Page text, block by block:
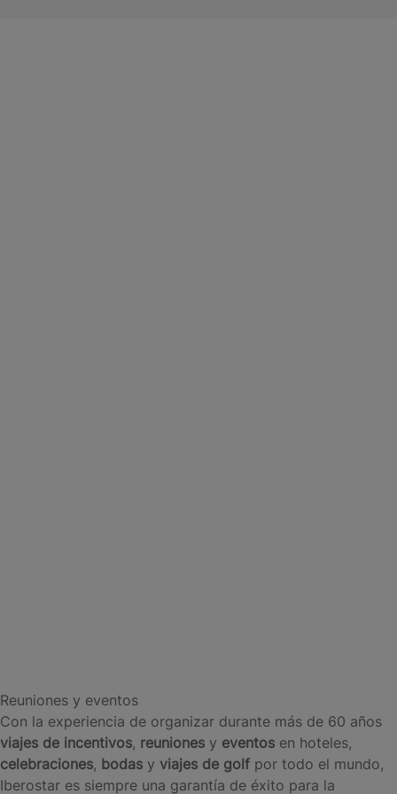
Reuniones y eventos
Con la experiencia de organizar durante más de 60 años
viajes de incentivos, reuniones y eventos en hoteles,
celebraciones, bodas y viajes de golf por todo el mundo,
Iberostar es siempre una garantía de éxito para la